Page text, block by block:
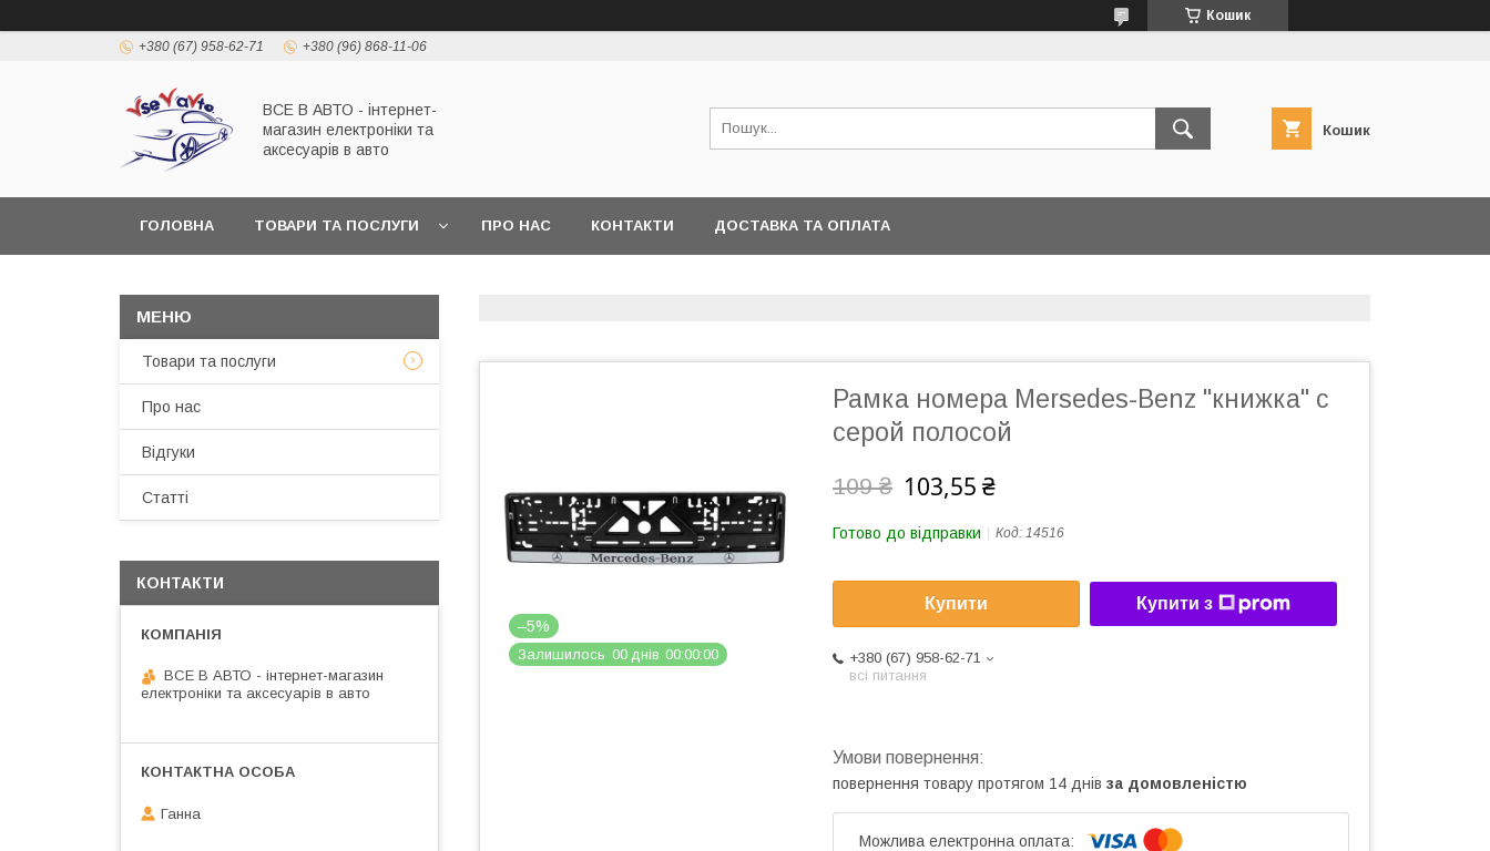
Кошик
+380 (67) 958-62-71 +380 (96) 868-11-06
ВСЕ В АВТО - інтернет-
магазин електроніки та
аксесуарів в авто
Кошик
ГОЛОВНА ТОВАРИ ТА ПОСЛУГИ ПРО НАС КОНТАКТИ ДОСТАВКА ТА ОПЛАТА
–5%
Залишилось 00 днів 00 00 00
Рамка номера Mersedes-Benz "книжка" с
серой полосой
109 ₴ 103,55 ₴
Готово до відправки Код: 14516
Купити Купити з
+380 (67) 958-62-71
всі питання
повернення товару протягом 14 днів за домовленістю
Товари та послуги
Про нас
Відгуки
Статті
КОНТАКТИ
ВСЕ В АВТО - інтернет-магазин
електроніки та аксесуарів в авто
Ганна